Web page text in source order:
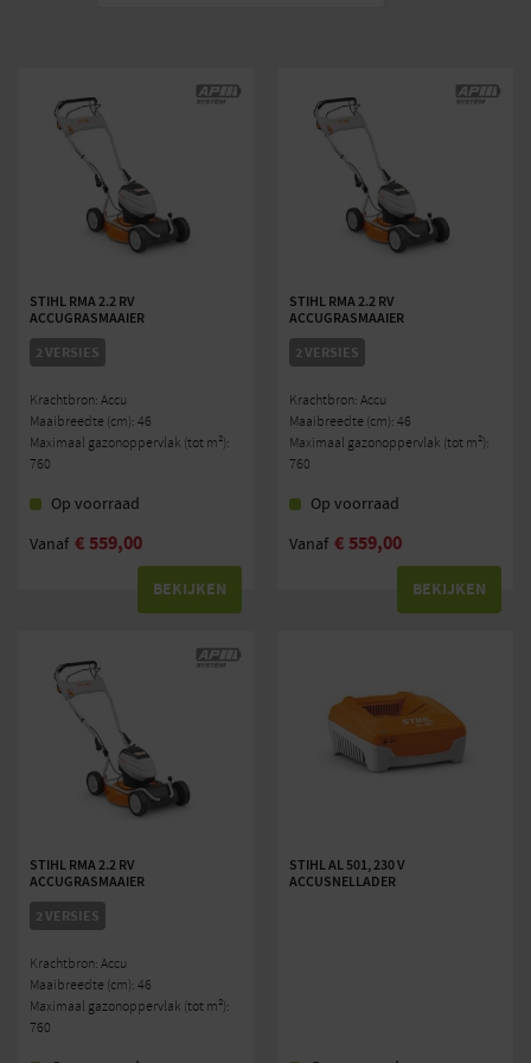
geluidsdrukniveau KpA
(dB(A))
Uitvoering
Exclusief accu en lader,
Incl. AP 300 S accu AL 301
snellader
886661011957
STIHL RMA 2.2 RV
ACCUGRASMAAIER
2 VERSIES
Krachtbron: Accu
Maaibreedte (cm): 46
Maximaal gazonoppervlak (tot m²):
760
Op voorraad
Vanaf € 559,00
BEKIJKEN
STIHL RMA 2.2 RV
ACCUGRASMAAIER
2 VERSIES
Krachtbron: Accu
Maaibreedte (cm): 46
Maximaal gazonoppervlak (tot m²):
760
Op voorraad
Vanaf € 559,00
BEKIJKEN
STIHL RMA 2.2 RV
ACCUGRASMAAIER
2 VERSIES
Krachtbron: Accu
Maaibreedte (cm): 46
Maximaal gazonoppervlak (tot m²):
760
STIHL AL 501, 230 V
ACCUSNELLADER